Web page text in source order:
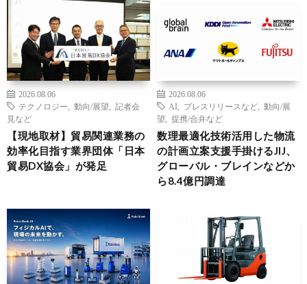
2026.08.06
テクノロジー
動向/展望
記者会
見など
【現地取材】貿易関連業務の
効率化目指す業界団体「日本
貿易DX協会」が発足
2026.08.06
AI
プレスリリースなど
動向/展
望
提携/合弁など
数理最適化技術活用した物流
の計画立案支援手掛けるJIJ、
グローバル・ブレインなどか
ら8.4億円調達